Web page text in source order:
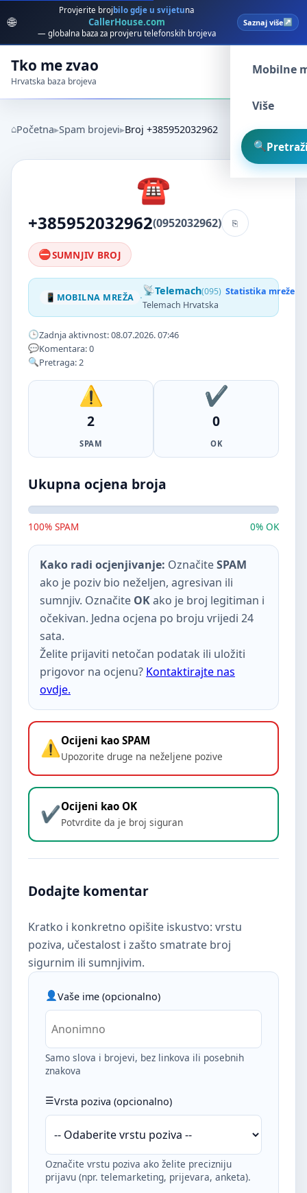
🌐
Provjerite broj bilo gdje u svijetuna
CallerHouse.com
— globalna baza za provjeru telefonskih brojeva
Saznaj više
Tko me zvao
Hrvatska baza brojeva
Spam
Mobilne
Više
Početna Spam brojevi Broj +385952032962
+385952032962(0952032962)
SUMNJIV BROJ
MOBILNA MREŽA · Telemach(095) Statistika mreže
Telemach Hrvatska
Zadnja aktivnost: 08.07.2026. 07:46
Komentara: 0
Pretraga: 2
2
SPAM
0
OK
Ukupna ocjena broja
100% SPAM 0% OK
Kako radi ocjenjivanje: OznačiteSPAM
ako je poziv bio neželjen, agresivan ili
sumnjiv. Označite OKako je broj legitiman i
očekivan. Jedna ocjena po broju vrijedi 24
sata.
Želite prijaviti netočan podatak ili uložiti
prigovor na ocjenu? Kontaktirajte nas
ovdje.
Ocijeni kao SPAM
Upozorite druge na neželjene pozive
Ocijeni kao OK
Potvrdite da je broj siguran
Dodajte komentar
Kratko i konkretno opišite iskustvo: vrstu
poziva, učestalost i zašto smatrate broj
sigurnim ili sumnjivim.
Vaše ime (opcionalno)
Samo slova i brojevi, bez linkova ili posebnih
znakova
Vrsta poziva (opcionalno)
Označite vrstu poziva ako želite precizniju
prijavu (npr. telemarketing, prijevara, anketa).